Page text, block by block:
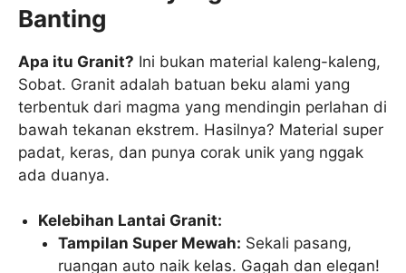
Banting
Apa itu Granit? Ini bukan material kaleng-kaleng,
Sobat. Granit adalah batuan beku alami yang
terbentuk dari magma yang mendingin perlahan di
bawah tekanan ekstrem. Hasilnya? Material super
padat, keras, dan punya corak unik yang nggak
ada duanya.
Kelebihan Lantai Granit:
Tampilan Super Mewah: Sekali pasang,
ruangan auto naik kelas. Gagah dan elegan!